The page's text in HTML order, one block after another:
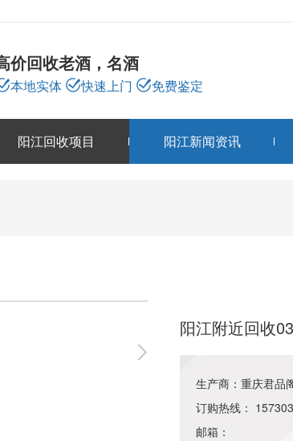
价回收老酒，名酒
本地实体 快速上门 免费鉴定
阳江回收项目 阳江新闻资讯
阳江附近回收
生产商：重庆君品
订购热线：
邮箱：